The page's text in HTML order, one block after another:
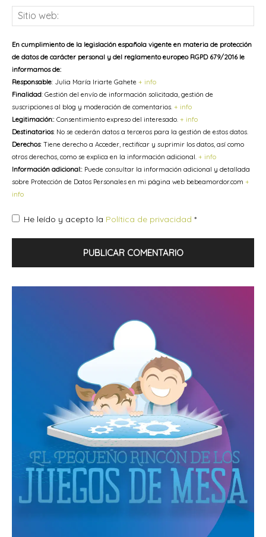
En cumplimiento de la legislación española vigente en materia de protección
de datos de carácter personal y del reglamento europeo RGPD 679/2016 le
informamos de:
Responsable: Julia María Iriarte Gahete + info
Finalidad: Gestión del envío de información solicitada, gestión de
suscripciones al blog y moderación de comentarios. + info
Legitimación:: Consentimiento expreso del interesado. + info
Destinatarios: No se cederán datos a terceros para la gestión de estos datos.
Derechos: Tiene derecho a Acceder, rectificar y suprimir los datos, así como
otros derechos, como se explica en la información adicional. + info
Información adicional:: Puede consultar la información adicional y detallada
sobre Protección de Datos Personales en mi página web bebeamordor.com +
info
He leído y acepto la Política de privacidad *